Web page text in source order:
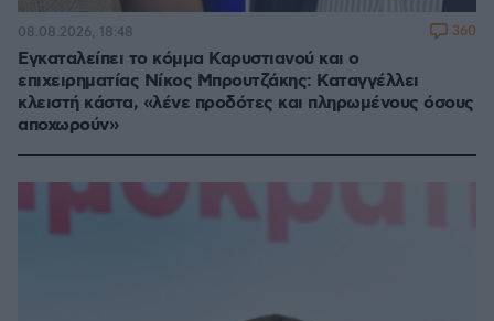
Εγκαταλείπει το κόμμα Καρυστιανού και ο
επιχειρηματίας Νίκος Μπρουτζάκης: Καταγγέλλει
κλειστή κάστα, «λένε προδότες και πληρωμένους όσους
αποχωρούν»
08.08.2026, 18:48 360